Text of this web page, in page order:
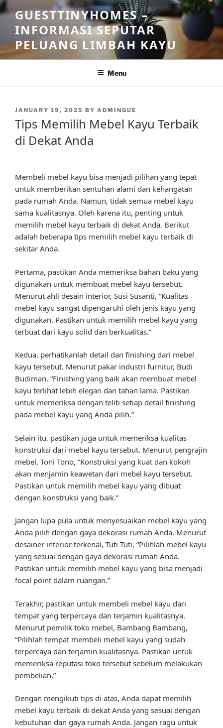
Skip
to
content
GUESTTINYHOMES –
INFORMASI SEPUTAR
PELUANG LIMBAH KAYU
Menu
POSTED
ON
JANUARY 19, 2025 BY ADMINGUE
Tips Memilih Mebel Kayu Terbaik
di Dekat Anda
Membeli mebel kayu bisa menjadi pilihan yang tepat
untuk memberikan sentuhan alami dan kehangatan
pada rumah Anda. Namun, tidak semua mebel kayu
sama kualitasnya. Oleh karena itu, penting untuk
memilih mebel kayu terbaik di dekat Anda. Berikut
adalah beberapa tips memilih mebel kayu terbaik di
sekitar Anda.
Pertama, pastikan Anda memeriksa bahan baku yang
digunakan untuk membuat mebel kayu tersebut.
Menurut ahli desain interior, Susi Susanti, “Kualitas
mebel kayu sangat dipengaruhi oleh jenis kayu yang
digunakan. Pastikan untuk memilih mebel kayu yang
terbuat dari kayu solid dan berkualitas.”
Kedua, perhatikanlah detail dan finishing dari mebel
kayu tersebut. Menurut pakar industri furnitur, Budi
Budiman, “Finishing yang baik akan membuat mebel
kayu terlihat lebih elegan dan tahan lama. Pastikan
untuk memeriksa dengan teliti setiap detail finishing
pada mebel kayu yang Anda pilih.”
Selain itu, pastikan juga untuk memeriksa kualitas
konstruksi dari mebel kayu tersebut. Menurut pengrajin
mebel, Toni Tono, “Konstruksi yang kuat dan kokoh
akan menjamin keawetan dari mebel kayu tersebut.
Pastikan untuk memilih mebel kayu yang dibuat
dengan konstruksi yang baik.”
Jangan lupa pula untuk menyesuaikan mebel kayu yang
Anda pilih dengan gaya dekorasi rumah Anda. Menurut
desainer interior terkenal, Tuti Tuti, “Pilihlah mebel kayu
yang sesuai dengan gaya dekorasi rumah Anda.
Pastikan untuk memilih mebel kayu yang bisa menjadi
focal point dalam ruangan.”
Terakhir, pastikan untuk membeli mebel kayu dari
tempat yang terpercaya dan terjamin kualitasnya.
Menurut pemilik toko mebel, Bambang Bambang,
“Pilihlah tempat membeli mebel kayu yang sudah
terpercaya dan terjamin kualitasnya. Pastikan untuk
memeriksa reputasi toko tersebut sebelum melakukan
pembelian.”
Dengan mengikuti tips di atas, Anda dapat memilih
mebel kayu terbaik di dekat Anda yang sesuai dengan
kebutuhan dan gaya rumah Anda. Jangan ragu untuk